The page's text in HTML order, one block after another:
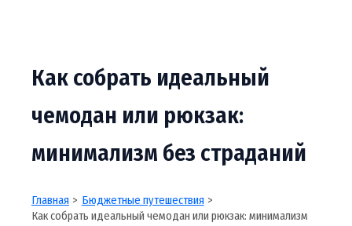
Как собрать идеальный
чемодан или рюкзак:
минимализм без страданий
Главная
Бюджетные путешествия
Как собрать идеальный чемодан или рюкзак: минимализм